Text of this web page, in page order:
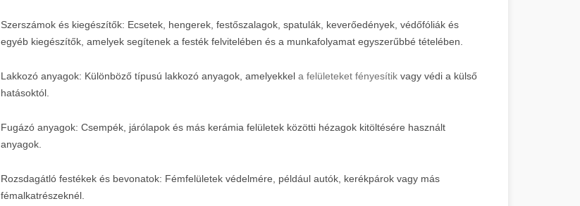
Szerszámok és kiegészítők: Ecsetek, hengerek, festőszalagok, spatulák, keverőedények, védőfóliák és
egyéb kiegészítők, amelyek segítenek a festék felvitelében és a munkafolyamat egyszerűbbé tételében.
Lakkozó anyagok: Különböző típusú lakkozó anyagok, amelyekkel a felületeket fényesítik vagy védi a külső
hatásoktól.
Fugázó anyagok: Csempék, járólapok és más kerámia felületek közötti hézagok kitöltésére használt
anyagok.
Rozsdagátló festékek és bevonatok: Fémfelületek védelmére, például autók, kerékpárok vagy más
fémalkatrészeknél.